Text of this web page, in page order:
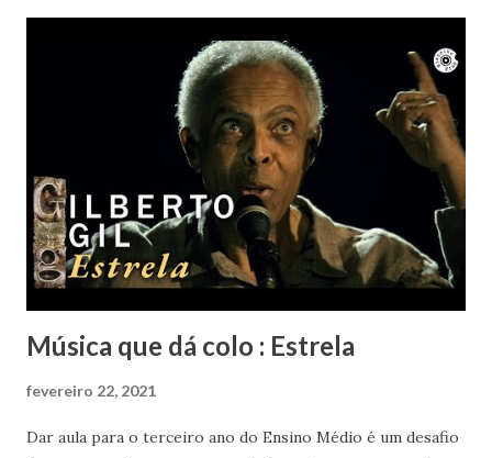
Cabelo". Vai em paz Lô... Obrigada por tanto.
Música que dá colo : Estrela
fevereiro 22, 2021
Dar aula para o terceiro ano do Ensino Médio é um desafio